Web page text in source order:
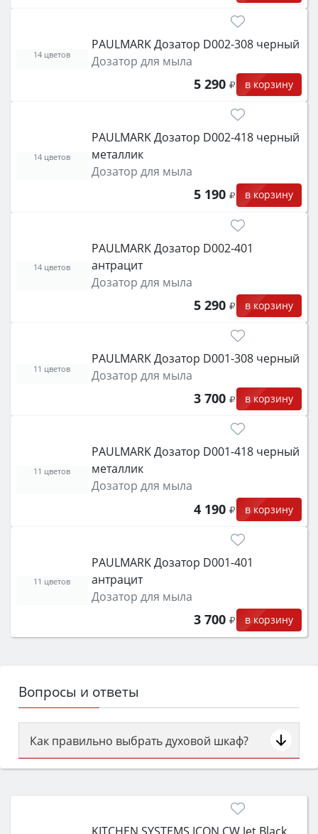
PAULMARK Дозатор D002-308 черный
Дозатор для мыла
5 290 в корзину
14 цветов
PAULMARK Дозатор D002-418 черный
металлик
Дозатор для мыла
5 190 в корзину
14 цветов
PAULMARK Дозатор D002-401
антрацит
Дозатор для мыла
5 290 в корзину
14 цветов
PAULMARK Дозатор D001-308 черный
Дозатор для мыла
3 700 в корзину
11 цветов
PAULMARK Дозатор D001-418 черный
металлик
Дозатор для мыла
4 190 в корзину
11 цветов
PAULMARK Дозатор D001-401
антрацит
Дозатор для мыла
3 700 в корзину
11 цветов
Вопросы и ответы
Как правильно выбрать духовой шкаф?
Сначала определитесь с типом (газовый или
затем смотрите на объём 50–70 л для семьи,